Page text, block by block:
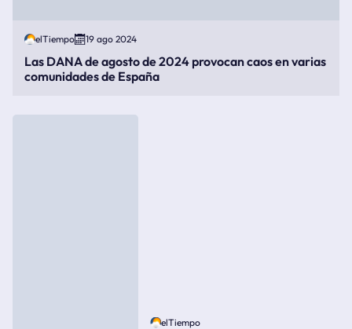
elTiempo 19 ago 2024
Las DANA de agosto de 2024 provocan caos en varias
comunidades de España
elTiempo